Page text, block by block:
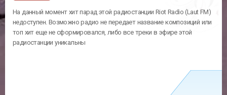
На данный момент хит парад этой радиостанции Riot Radio (Laut FM)
недоступен. Возможно радио не передает название композиций или
топ хит еще не сформировался, либо все треки в эфире этой
радиостанции уникальны